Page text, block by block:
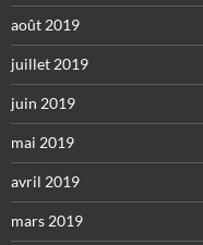
août 2019
juillet 2019
juin 2019
mai 2019
avril 2019
mars 2019